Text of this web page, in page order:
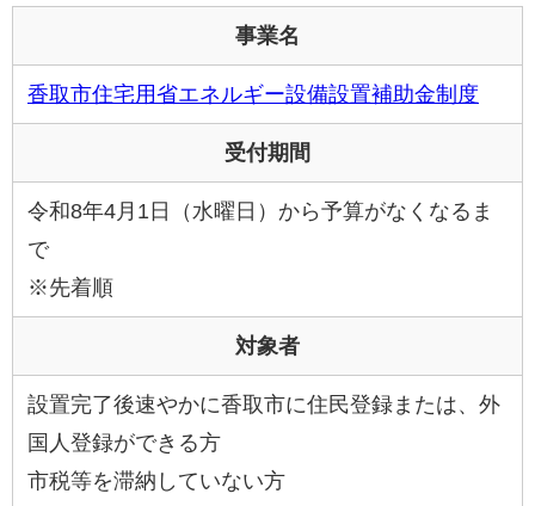
事業名
香取市住宅用省エネルギー設備設置補助金制度
受付期間
令和8年4月1日（水曜日）から予算がなくなるま
で
※先着順
対象者
設置完了後速やかに香取市に住民登録または、外
国人登録ができる方
市税等を滞納していない方